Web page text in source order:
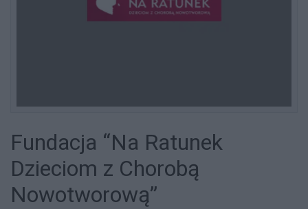
Fundacja “Na Ratunek
Dzieciom z Chorobą
Nowotworową”